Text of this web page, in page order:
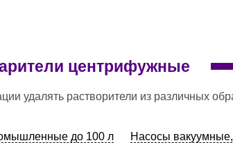
центрифужные
испарения достигается комбинированием центрифугирования, нагрева и созданием вакуума. Под
до 100 л
Насосы